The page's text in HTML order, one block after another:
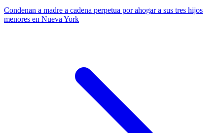
Condenan a madre a cadena perpetua por ahogar a sus tres hijos
menores en Nueva York